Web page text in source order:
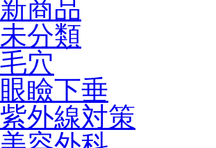
新商品
未分類
毛穴
眼瞼下垂
紫外線対策